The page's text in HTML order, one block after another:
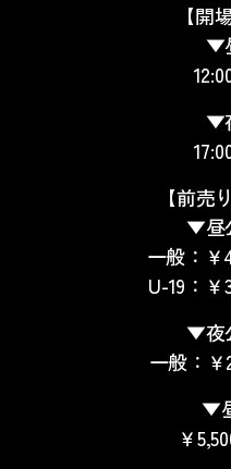
【開
▼
▼
【前売
▼昼
一般：￥
U-19：
▼夜
一般：￥
▼
￥